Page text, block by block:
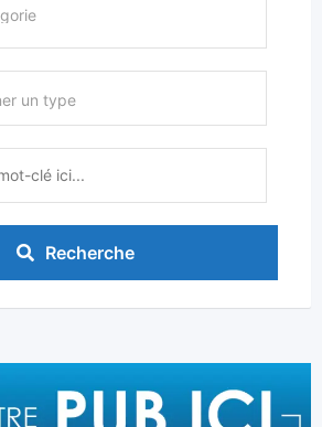
un type
Recherche